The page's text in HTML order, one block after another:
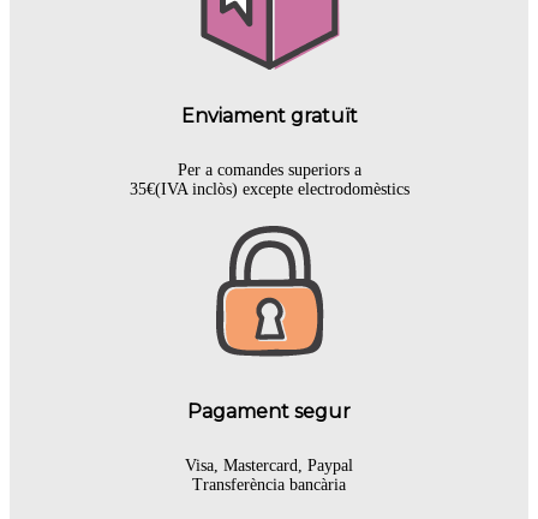
Enviament gratuït
Per a comandes superiors a
35€(IVA inclòs) excepte electrodomèstics
Pagament segur
Visa, Mastercard, Paypal
Transferència bancària